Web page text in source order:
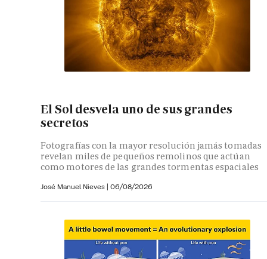
El Sol desvela uno de sus grandes
secretos
Fotografías con la mayor resolución jamás tomadas
revelan miles de pequeños remolinos que actúan
como motores de las grandes tormentas espaciales
José Manuel Nieves | 06/08/2026